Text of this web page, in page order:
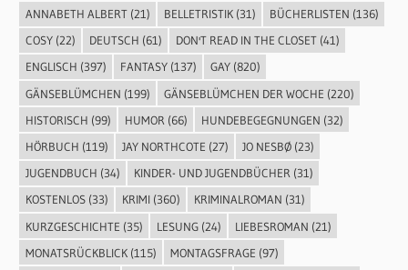
ANNABETH ALBERT(21) BELLETRISTIK(31) BÜCHERLISTEN (136)
COSY(22) DEUTSCH (61) DON'T READ IN THE CLOSET(41)
ENGLISCH (397) FANTASY(137) GAY(820)
GÄNSEBLÜMCHEN (199) GÄNSEBLÜMCHEN DER WOCHE (220)
HISTORISCH (99) HUMOR (66) HUNDEBEGEGNUNGEN (32)
HÖRBUCH (119) JAY NORTHCOTE (27) JO NESBØ(23)
JUGENDBUCH (34) KINDER- UND JUGENDBÜCHER(31)
KOSTENLOS(33) KRIMI(360) KRIMINALROMAN (31)
KURZGESCHICHTE (35) LESUNG(24) LIEBESROMAN (21)
MONATSRÜCKBLICK(115) MONTAGSFRAGE (97)